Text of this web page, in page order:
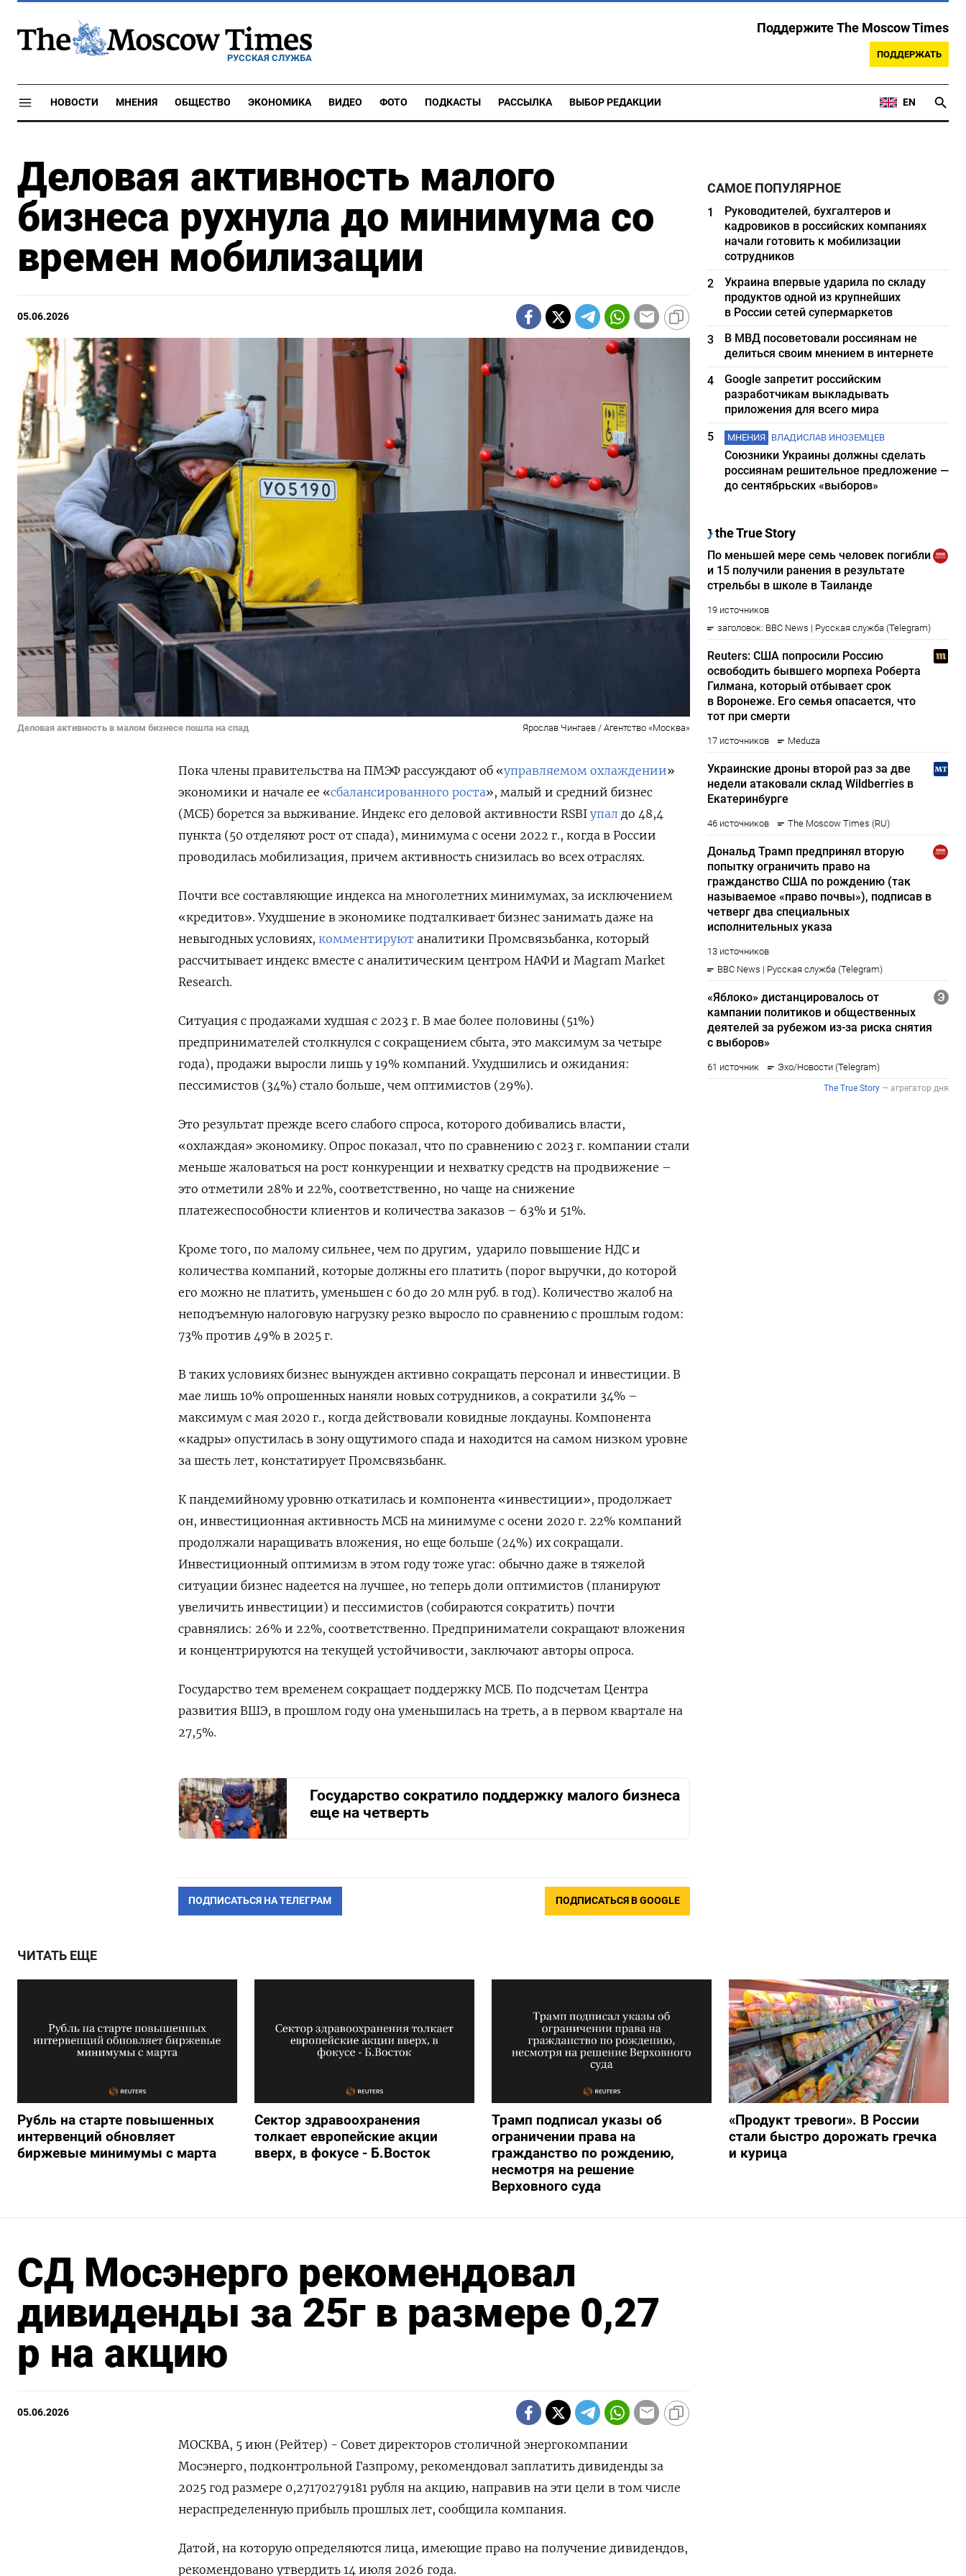
РУССКАЯ СЛУЖБА
Поддержите The Moscow Times
ПОДДЕРЖАТЬ
НОВОСТИ МНЕНИЯ ОБЩЕСТВО ЭКОНОМИКА ВИДЕО ФОТО ПОДКАСТЫ РАССЫЛКА ВЫБОР РЕДАКЦИИ EN
Деловая активность малого
бизнеса рухнула до минимума со
времен мобилизации
05.06.2026
Деловая активность в малом бизнесе пошла на спад Ярослав Чингаев / Агентство «Москва»
Пока члены правительства на ПМЭФ рассуждают об «управляемом охлаждении»
экономики и начале ее «сбалансированного роста», малый и средний бизнес
(МСБ) борется за выживание. Индекс его деловой активности RSBI упал до 48,4
пункта (50 отделяют рост от спада), минимума с осени 2022 г., когда в России
проводилась мобилизация, причем активность снизилась во всех отраслях.
Почти все составляющие индекса на многолетних минимумах, за исключением
«кредитов». Ухудшение в экономике подталкивает бизнес занимать даже на
невыгодных условиях, комментируют аналитики Промсвязьбанка, который
рассчитывает индекс вместе с аналитическим центром НАФИ и Magram Market
Research.
Ситуация с продажами худшая с 2023 г. В мае более половины (51%)
предпринимателей столкнулся с сокращением сбыта, это максимум за четыре
года), продажи выросли лишь у 19% компаний. Ухудшились и ожидания:
пессимистов (34%) стало больше, чем оптимистов (29%).
Это результат прежде всего слабого спроса, которого добивались власти,
«охлаждая» экономику. Опрос показал, что по сравнению с 2023 г. компании стали
меньше жаловаться на рост конкуренции и нехватку средств на продвижение –
это отметили 28% и 22%, соответственно, но чаще на снижение
платежеспособности клиентов и количества заказов – 63% и 51%.
Кроме того, по малому сильнее, чем по другим, ударило повышение НДС и
количества компаний, которые должны его платить (порог выручки, до которой
его можно не платить, уменьшен с 60 до 20 млн руб. в год). Количество жалоб на
неподъемную налоговую нагрузку резко выросло по сравнению с прошлым годом:
73% против 49% в 2025 г.
В таких условиях бизнес вынужден активно сокращать персонал и инвестиции. В
мае лишь 10% опрошенных наняли новых сотрудников, а сократили 34% –
максимум с мая 2020 г., когда действовали ковидные локдауны. Компонента
«кадры» опустилась в зону ощутимого спада и находится на самом низком уровне
за шесть лет, констатирует Промсвязьбанк.
К пандемийному уровню откатилась и компонента «инвестиции», продолжает
он, инвестиционная активность МСБ на минимуме с осени 2020 г. 22% компаний
продолжали наращивать вложения, но еще больше (24%) их сокращали.
Инвестиционный оптимизм в этом году тоже угас: обычно даже в тяжелой
ситуации бизнес надеется на лучшее, но теперь доли оптимистов (планируют
увеличить инвестиции) и пессимистов (собираются сократить) почти
сравнялись: 26% и 22%, соответственно. Предприниматели сокращают вложения
и концентрируются на текущей устойчивости, заключают авторы опроса.
Государство тем временем сокращает поддержку МСБ. По подсчетам Центра
развития ВШЭ, в прошлом году она уменьшилась на треть, а в первом квартале на
27,5%.
Государство сократило поддержку малого бизнеса
еще на четверть
ПОДПИСАТЬСЯ НА ТЕЛЕГРАМ ПОДПИСАТЬСЯ В GOOGLE
САМОЕ ПОПУЛЯРНОЕ
1
Руководителей, бухгалтеров и
кадровиков в российских компаниях
начали готовить к мобилизации
сотрудников
2
Украина впервые ударила по складу
продуктов одной из крупнейших
в России сетей супермаркетов
3
В МВД посоветовали россиянам не
делиться своим мнением в интернете
4
Google запретит российским
разработчикам выкладывать
приложения для всего мира
5
МНЕНИЯ ВЛАДИСЛАВ ИНОЗЕМЦЕВ
Союзники Украины должны сделать
россиянам решительное предложение —
до сентябрьских «выборов»
ЧИТАТЬ ЕЩЕ
Рубль на старте повышенных
интервенций обновляет
биржевые минимумы с марта
Сектор здравоохранения
толкает европейские акции
вверх, в фокусе - Б.Восток
Трамп подписал указы об
ограничении права на
гражданство по рождению,
несмотря на решение
Верховного суда
«Продукт тревоги». В России
стали быстро дорожать гречка
и курица
СД Мосэнерго рекомендовал
дивиденды за 25г в размере 0,27
р на акцию
05.06.2026
МОСКВА, 5 июн (Рейтер) - Совет директоров столичной энергокомпании
Мосэнерго, подконтрольной Газпрому, рекомендовал заплатить дивиденды за
‌2025 год размере 0,27170279181 рубля на акцию, направив на эти цели в том ​числе ​
нераспределенную ​прибыль прошлых лет, сообщила ⁠компания.
Датой, на которую ‌определяются лица, имеющие ‌право на получение дивидендов,
рекомендовано утвердить 14 ​июля 2026 года.